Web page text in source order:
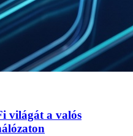
világát a valós